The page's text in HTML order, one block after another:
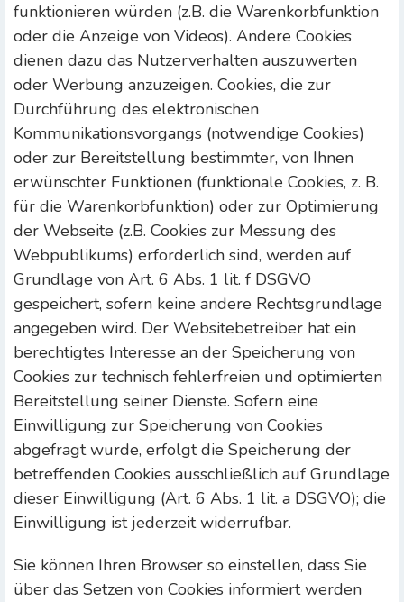
funktionieren würden (z.B. die Warenkorbfunktion
oder die Anzeige von Videos). Andere Cookies
dienen dazu das Nutzerverhalten auszuwerten
oder Werbung anzuzeigen. Cookies, die zur
Durchführung des elektronischen
Kommunikationsvorgangs (notwendige Cookies)
oder zur Bereitstellung bestimmter, von Ihnen
erwünschter Funktionen (funktionale Cookies, z. B.
für die Warenkorbfunktion) oder zur Optimierung
der Webseite (z.B. Cookies zur Messung des
Webpublikums) erforderlich sind, werden auf
Grundlage von Art. 6 Abs. 1 lit. f DSGVO
gespeichert, sofern keine andere Rechtsgrundlage
angegeben wird. Der Websitebetreiber hat ein
berechtigtes Interesse an der Speicherung von
Cookies zur technisch fehlerfreien und optimierten
Bereitstellung seiner Dienste. Sofern eine
Einwilligung zur Speicherung von Cookies
abgefragt wurde, erfolgt die Speicherung der
betreffenden Cookies ausschließlich auf Grundlage
dieser Einwilligung (Art. 6 Abs. 1 lit. a DSGVO); die
Einwilligung ist jederzeit widerrufbar.
Sie können Ihren Browser so einstellen, dass Sie
über das Setzen von Cookies informiert werden